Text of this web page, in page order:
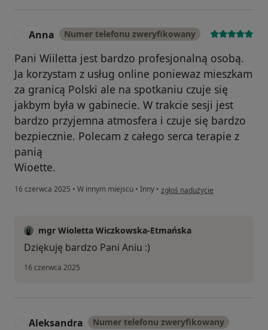
Anna Numer telefonu zweryfikowany
Pani Wiiletta jest bardzo profesjonalną osobą.
Ja korzystam z usług online poniewaz mieszkam
za granicą Polski ale na spotkaniu czuje się
jakbym była w gabinecie. W trakcie sesji jest
bardzo przyjemna atmosfera i czuje się bardzo
bezpiecznie. Polecam z całego serca terapie z
panią
Wioette.
16 czerwca 2025 • W innym miejscu • Inny • w opinii użytkownika Anna
zgłoś nadużycie
mgr Wioletta Wiczkowska-Etmańska
Dziękuję bardzo Pani Aniu :)
16 czerwca 2025
Aleksandra Numer telefonu zweryfikowany